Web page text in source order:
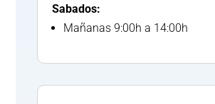
Sabados:
Mañanas 9:00h a 14:00h